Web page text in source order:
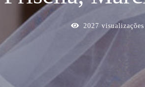
2027 visualizações